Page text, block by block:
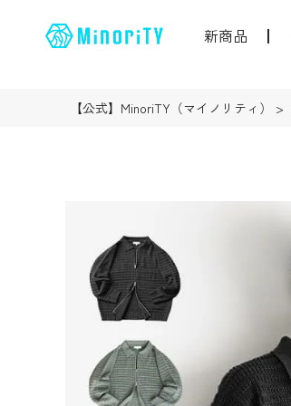
新商品
【公式】MinoriTY（マイノリティ）